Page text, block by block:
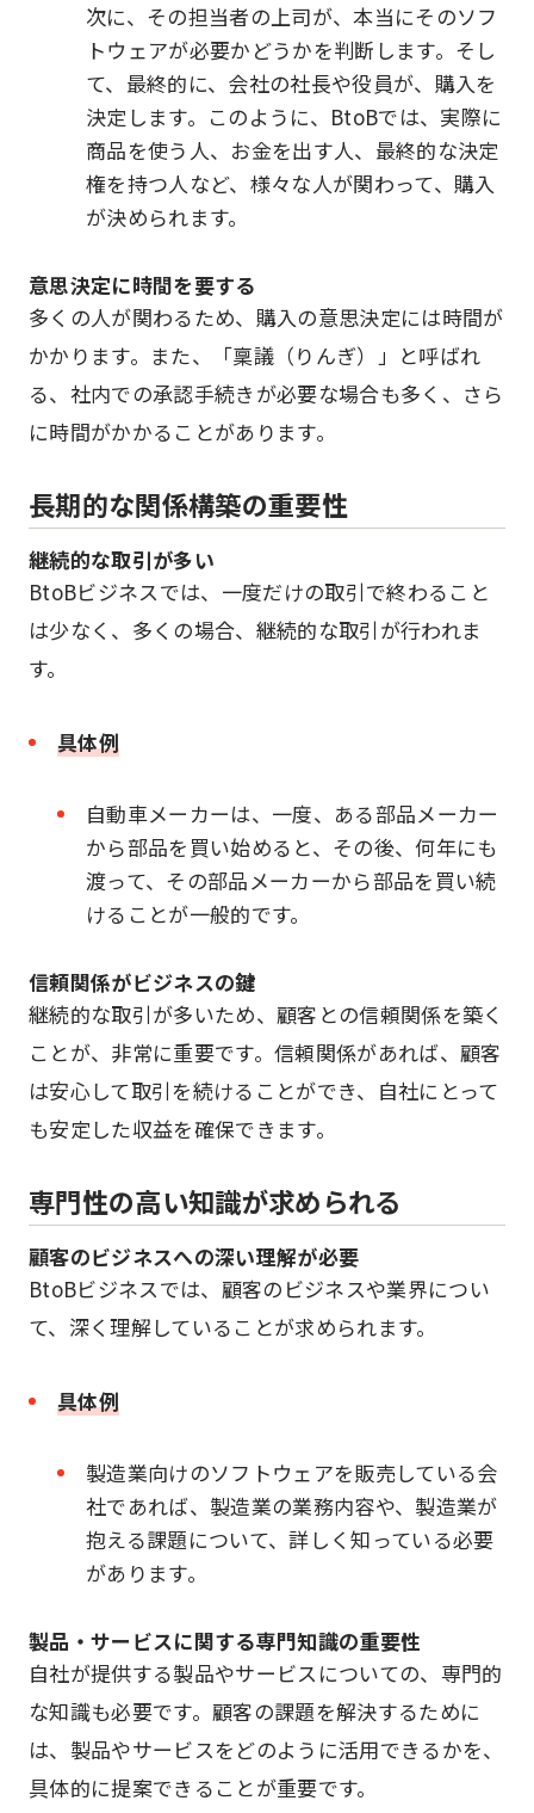
次に、その担当者の上司が、本当にそのソフ
トウェアが必要かどうかを判断します。そし
て、最終的に、会社の社長や役員が、購入を
決定します。このように、BtoBでは、実際に
商品を使う人、お金を出す人、最終的な決定
権を持つ人など、様々な人が関わって、購入
が決められます。
意思決定に時間を要する
多くの人が関わるため、購入の意思決定には時間が
かかります。また、「稟議（りんぎ）」と呼ばれ
る、社内での承認手続きが必要な場合も多く、さら
に時間がかかることがあります。
長期的な関係構築の重要性
継続的な取引が多い
BtoBビジネスでは、一度だけの取引で終わること
は少なく、多くの場合、継続的な取引が行われま
す。
具体例
自動車メーカーは、一度、ある部品メーカー
から部品を買い始めると、その後、何年にも
渡って、その部品メーカーから部品を買い続
けることが一般的です。
信頼関係がビジネスの鍵
継続的な取引が多いため、顧客との信頼関係を築く
ことが、非常に重要です。信頼関係があれば、顧客
は安心して取引を続けることができ、自社にとって
も安定した収益を確保できます。
専門性の高い知識が求められる
顧客のビジネスへの深い理解が必要
BtoBビジネスでは、顧客のビジネスや業界につい
て、深く理解していることが求められます。
具体例
製造業向けのソフトウェアを販売している会
社であれば、製造業の業務内容や、製造業が
抱える課題について、詳しく知っている必要
があります。
製品・サービスに関する専門知識の重要性
自社が提供する製品やサービスについての、専門的
な知識も必要です。顧客の課題を解決するために
は、製品やサービスをどのように活用できるかを、
具体的に提案できることが重要です。